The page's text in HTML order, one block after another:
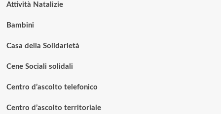
Attività Natalizie
Bambini
Casa della Solidarietà
Cene Sociali solidali
Centro d’ascolto telefonico
Centro d’ascolto territoriale